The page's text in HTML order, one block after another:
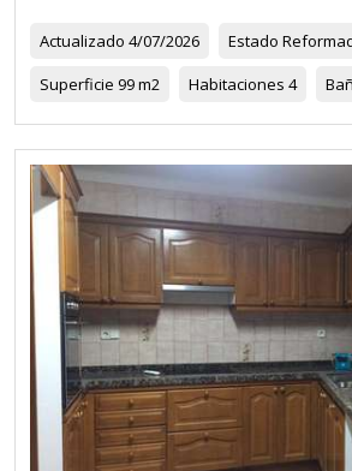
Actualizado 4/07/2026 Estado
Superficie 99 m2 Habitaciones 4